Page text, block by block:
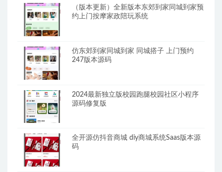
（版本更新）全新版本东郊到家同城到家预
约上门按摩家政陪玩系统
仿东郊到家同城到家 同城搭子 上门预约
247版本源码
2024最新独立版校园跑腿校园社区小程序
源码修复版
全开源仿抖音商城 diy商城系统Saas版本源
码